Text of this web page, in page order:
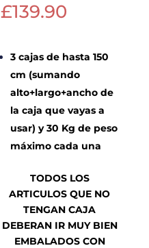
£139.90
3 cajas de hasta 150
cm (sumando
alto+largo+ancho de
la caja que vayas a
usar) y 30 Kg de peso
máximo cada una
TODOS LOS
ARTICULOS QUE NO
TENGAN CAJA
DEBERAN IR MUY BIEN
EMBALADOS CON